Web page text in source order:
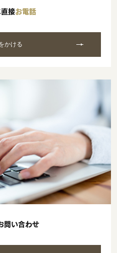
接お電話
かける
問い合わせ